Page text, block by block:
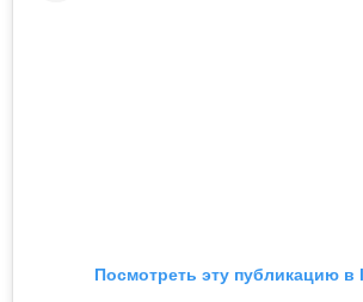
Посмотреть эту публикацию в